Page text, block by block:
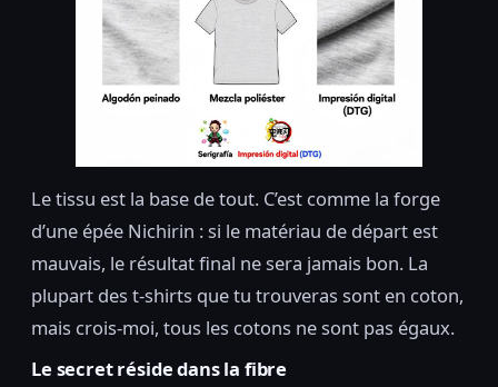
Le tissu est la base de tout. C’est comme la forge
d’une épée Nichirin : si le matériau de départ est
mauvais, le résultat final ne sera jamais bon. La
plupart des t-shirts que tu trouveras sont en coton,
mais crois-moi, tous les cotons ne sont pas égaux.
Le secret réside dans la fibre